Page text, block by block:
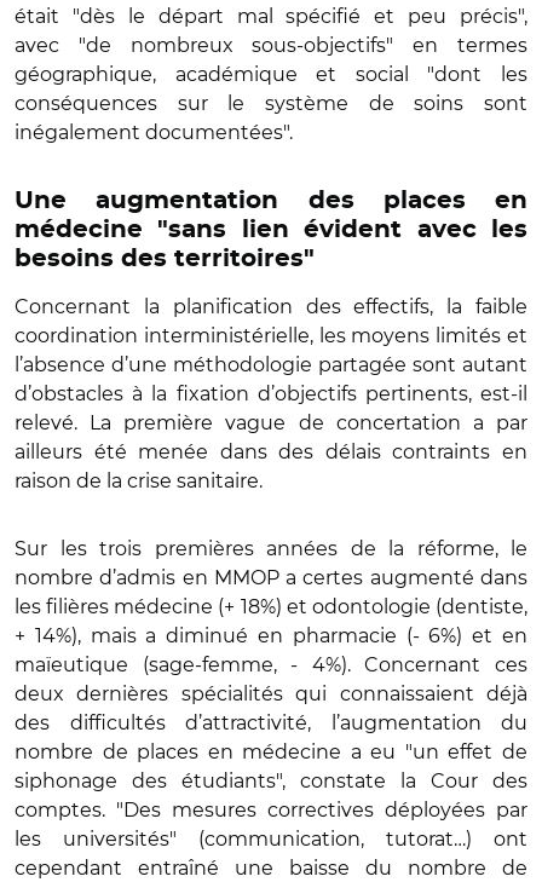
était "dès le départ mal spécifié et peu précis",
avec "de nombreux sous-objectifs" en termes
géographique, académique et social "dont les
conséquences sur le système de soins sont
inégalement documentées".
Une augmentation des places en
médecine "sans lien évident avec les
besoins des territoires"
Concernant la planification des effectifs, la faible
coordination interministérielle, les moyens limités et
l’absence d’une méthodologie partagée sont autant
d’obstacles à la fixation d’objectifs pertinents, est-il
relevé. La première vague de concertation a par
ailleurs été menée dans des délais contraints en
raison de la crise sanitaire.
Sur les trois premières années de la réforme, le
nombre d’admis en MMOP a certes augmenté dans
les filières médecine (+ 18%) et odontologie (dentiste,
+ 14%), mais a diminué en pharmacie (- 6%) et en
maïeutique (sage-femme, - 4%). Concernant ces
deux dernières spécialités qui connaissaient déjà
des difficultés d’attractivité, l’augmentation du
nombre de places en médecine a eu "un effet de
siphonage des étudiants", constate la Cour des
comptes. "Des mesures correctives déployées par
les universités" (communication, tutorat…) ont
cependant entraîné une baisse du nombre de